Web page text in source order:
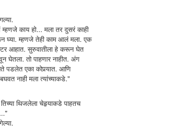
काय हो... मला तर दुसरं काही
घ्या. म्हणजे तेही काम आलं मला. एक
आहात. सुरुवातीला हे करून घेत
घेतला. तो पाहणार नाहीत. अंग
पडलेत एका कोपर्‍यात. आणि
नाही मला त्यांच्याकडे."
थिजलेला चेहर्‍याकडे पाहतच